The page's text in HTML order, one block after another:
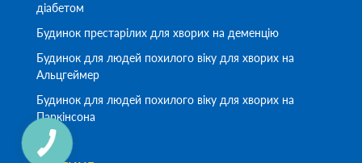
діабетом
Будинок престарілих для хворих на деменцію
Будинок для людей похилого віку для хворих на
Альцгеймер
Будинок для людей похилого віку для хворих на
Паркінсона